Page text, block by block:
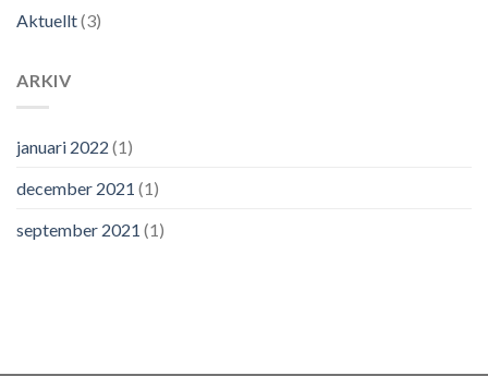
Aktuellt(3)
ARKIV
januari 2022 (1)
december 2021 (1)
september 2021 (1)